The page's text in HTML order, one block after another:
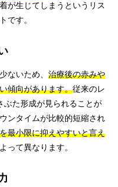
が生じてしまうというリス
です。
ないため、 治療後の赤みや
傾向があります。従来のレ
ぶた形成が見られることが
ンタイムが比較的短縮され
最小限に抑えやすいと言え
って異なります。